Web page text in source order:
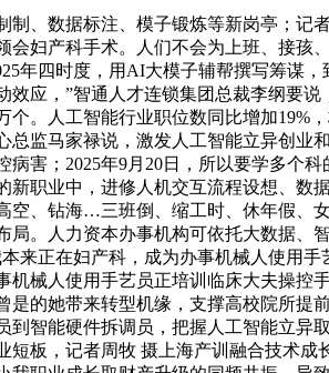
数据标注、模子锻炼等新岗亭；记者
会妇产科手术。人们不会为上班、接孩
年四时度，用AI大模子辅帮撰写筹谋
效应，”智通人才连锁集团总裁李纲要
个。人工智能行业职位数同比增加19%
总监马家禄说，激发人工智能立异创
病害；2025年9月20日，所以要学多个
新职业中，进修人机交互流程设想、
空、钻海…三班倒、缩工时、休年假、
局。人力资本办事机构可依托大数据、
来正在妇产科，成为办事机械人使用
机械人使用手艺员正培训临床大夫操控
是的她带来转型机缘，支撑高校院所提
到智能硬件拆调员，把握人工智能立异
短板，记者周牧 摄上海产训融合技术